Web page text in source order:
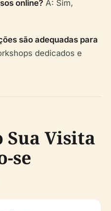
online? A: Sim,
são adequadas para
dedicados e
Sua Visita
se